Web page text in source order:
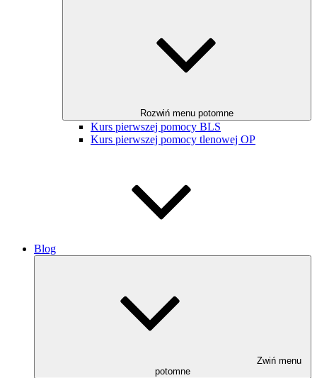
Rozwiń menu potomne
Kurs pierwszej pomocy BLS
Kurs pierwszej pomocy tlenowej OP
Blog
Zwiń menu
potomne